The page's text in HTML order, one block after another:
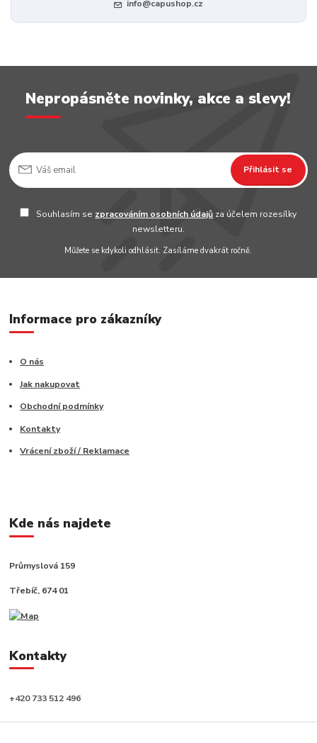
info@capushop.cz
Nepropásněte novinky, akce a slevy!
Přihlásit se
Souhlasím se zpracováním osobních údajů za účelem rozesílky
newsletteru.
Můžete se kdykoli odhlásit. Zasíláme dvakrát ročně.
Informace pro zákazníky
O nás
Jak nakupovat
Obchodní podmínky
Kontakty
Vrácení zboží / Reklamace
Kde nás najdete
Průmyslová 159
Třebíč, 674 01
Kontakty
+420 733 512 496
info@capushop.cz